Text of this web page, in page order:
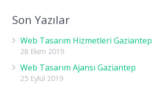
Son Yazılar
Web Tasarım Hizmetleri Gaziantep
28 Ekim 2019
Web Tasarım Ajansı Gaziantep
25 Eylül 2019